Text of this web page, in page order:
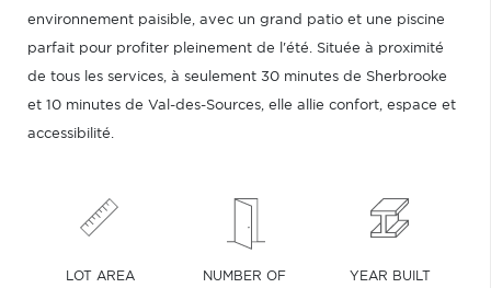
environnement paisible, avec un grand patio et une piscine
parfait pour profiter pleinement de l'été. Située à proximité
de tous les services, à seulement 30 minutes de Sherbrooke
et 10 minutes de Val-des-Sources, elle allie confort, espace et
accessibilité.
LOT AREA
NUMBER OF
YEAR BUILT